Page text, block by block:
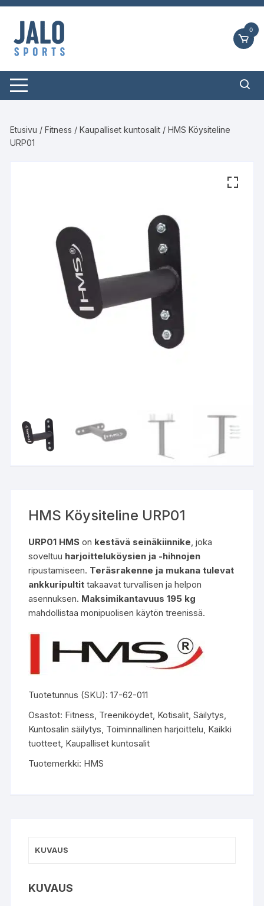
Siirry
suoraan
sisältöön
0
Etusivu /Fitness /Kaupalliset kuntosalit / HMS Köysiteline
URP01
HMS Köysiteline URP01
URP01 HMS on kestävä seinäkiinnike, joka
soveltuu harjoitteluköysien ja -hihnojen
ripustamiseen. Teräsrakenne ja mukana tulevat
ankkuripultit takaavat turvallisen ja helpon
asennuksen. Maksimikantavuus 195 kg
mahdollistaa monipuolisen käytön treenissä.
Tuotetunnus (SKU):17-62-011
Osastot: Fitness, Treeniköydet, Kotisalit,Säilytys,
Kuntosalin säilytys, Toiminnallinen harjoittelu, Kaikki
tuotteet, Kaupalliset kuntosalit
Tuotemerkki: HMS
KUVAUS
KUVAUS